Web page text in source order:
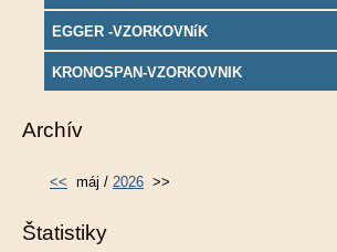
EGGER -VZORKOVNíK
KRONOSPAN-VZORKOVNIK
Archív
<< máj / 2026 >>
Štatistiky